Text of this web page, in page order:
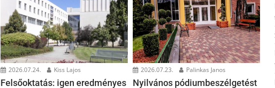
2026.07.24. Kiss Lajos
Felsőoktatás: igen eredményes
2026.07.23. Palinkas Janos
Nyilvános pódiumbeszélgetést